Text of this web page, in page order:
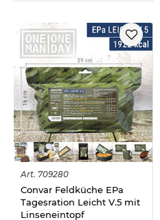
Art. 709280
Convar Feldküche EPa
Tagesration Leicht V.5 mit
Linseneintopf